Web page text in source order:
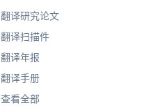
翻译研究论文
翻译扫描件
翻译年报
翻译手册
查看全部